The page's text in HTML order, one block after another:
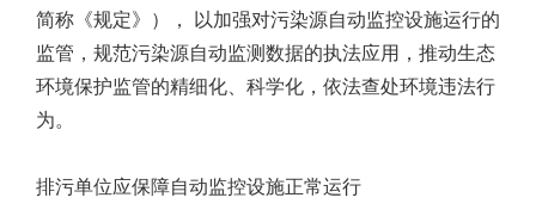
简称《规定》）， 以加强对污染源自动监控设施运行的
监管，规范污染源自动监测数据的执法应用，推动生态
环境保护监管的精细化、科学化，依法查处环境违法行
为。
排污单位应保障自动监控设施正常运行